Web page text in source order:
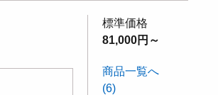
標準価格
81,000円～
商品一覧へ
(6)